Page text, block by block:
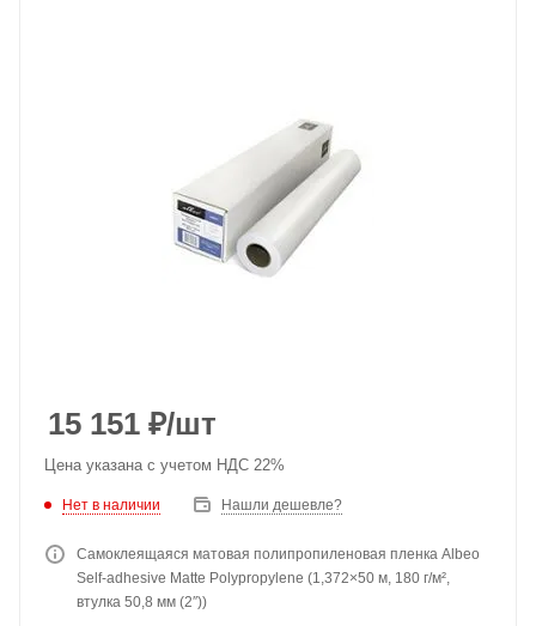
15 151 ₽/шт
Цена указана с учетом НДС 22%
Нет в наличии Нашли дешевле?
Самоклеящаяся матовая полипропиленовая пленка Albeo
Self-adhesive Matte Polypropylene (1,372×50 м, 180 г/м²,
втулка 50,8 мм (2″))